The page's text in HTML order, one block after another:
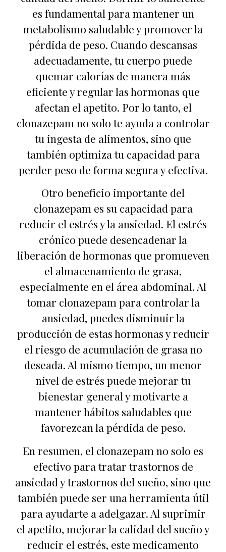
es fundamental para mantener un
metabolismo saludable y promover la
pérdida de peso. Cuando descansas
adecuadamente, tu cuerpo puede
quemar calorías de manera más
eficiente y regular las hormonas que
afectan el apetito. Por lo tanto, el
clonazepam no solo te ayuda a controlar
tu ingesta de alimentos, sino que
también optimiza tu capacidad para
perder peso de forma segura y efectiva.
Otro beneficio importante del
clonazepam es su capacidad para
reducir el estrés y la ansiedad. El estrés
crónico puede desencadenar la
liberación de hormonas que promueven
el almacenamiento de grasa,
especialmente en el área abdominal. Al
tomar clonazepam para controlar la
ansiedad, puedes disminuir la
producción de estas hormonas y reducir
el riesgo de acumulación de grasa no
deseada. Al mismo tiempo, un menor
nivel de estrés puede mejorar tu
bienestar general y motivarte a
mantener hábitos saludables que
favorezcan la pérdida de peso.
En resumen, el clonazepam no solo es
efectivo para tratar trastornos de
ansiedad y trastornos del sueño, sino que
también puede ser una herramienta útil
para ayudarte a adelgazar. Al suprimir
el apetito, mejorar la calidad del sueño y
reducir el estrés, este medicamento